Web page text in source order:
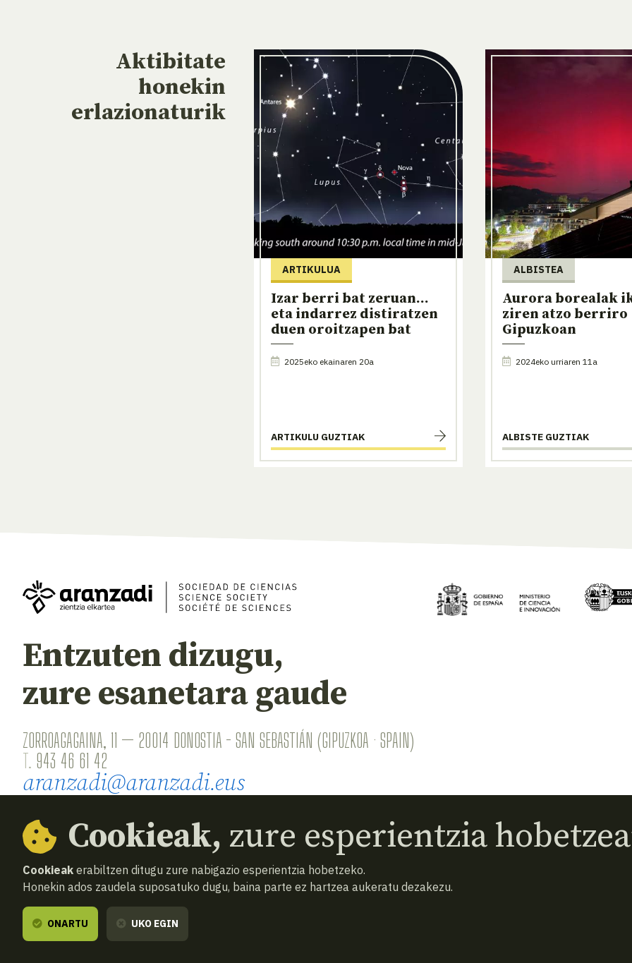
Aktibitate
honekin
erlazionaturik
ARTIKULUA
Izar berri bat zeruan...
eta indarrez distiratzen
duen oroitzapen bat
2025eko ekainaren 20a
ARTIKULU GUZTIAK
ALBISTEA
Aurora borealak
ziren atzo berriro
Gipuzkoan
2024eko urriaren 11a
ALBISTE GUZTIAK
Entzuten dizugu,
zure esanetara gaude
ZORROAGAGAINA, 11 — 20014 DONOSTIA - SAN SEBASTIÁN (GIPUZKOA · SPAIN)
T. 943 46 61 42
aranzadi@aranzadi.eus
Aranzadi — Zientzia elkartea
Cookieak, zure esperientzia
Cookieak erabiltzen ditugu zure nabigazio esperientzia hobetzeko.
Honekin ados zaudela suposatuko dugu, baina parte ez hartzea aukeratu dezakezu.
ONARTU UKO EGIN